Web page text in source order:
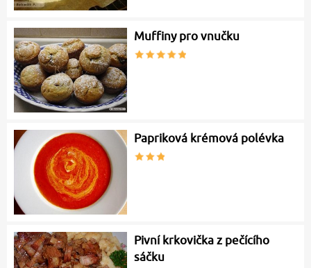
Muffiny pro vnučku
Papriková krémová polévka
Pivní krkovička z pečícího
sáčku